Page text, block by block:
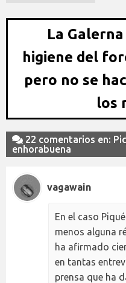
La
higiene del
pero no se
los
22 comentarios en:
enhorabuena
vagawain
En el caso
menos alguna
ha afirmado
en tantas
prensa que ha